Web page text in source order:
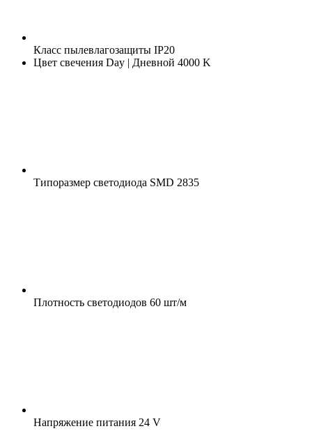
Класс пылевлагозащиты IP20
Цвет свечения Day | Дневной 4000 K
Типоразмер светодиода SMD 2835
Плотность светодиодов 60 шт/м
Напряжение питания 24 V